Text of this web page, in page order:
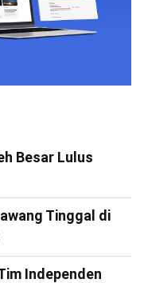
Besar Lulus
Tinggal di
Independen